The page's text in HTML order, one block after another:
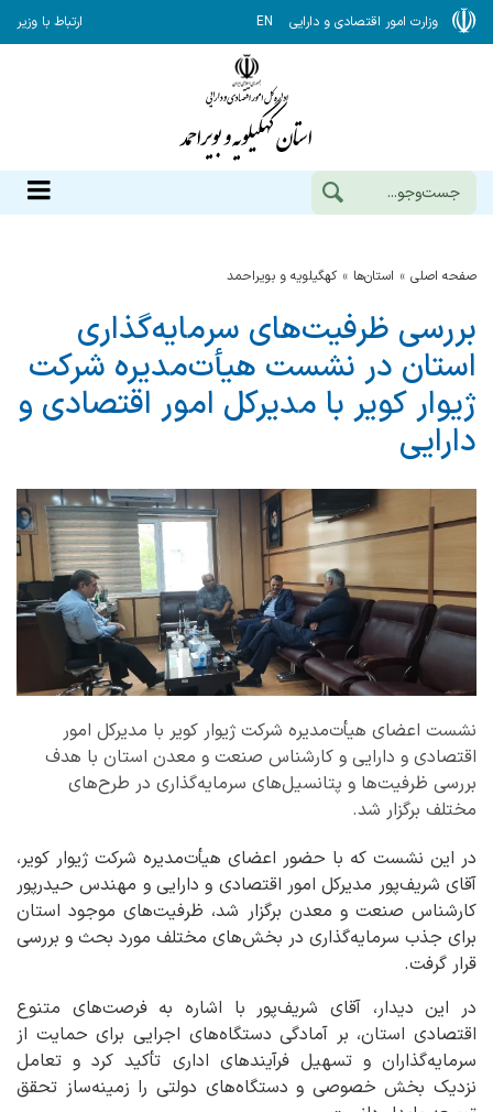
وزارت امور اقتصادی و دارایی EN ارتباط با وزیر
صفحه اصلی استان‌ها كهگيلويه و بويراحمد
بررسی ظرفیت‌های سرمایه‌گذاری
استان در نشست هیأت‌مدیره شرکت
ژیوار کویر با مدیرکل امور اقتصادی و
دارایی
نشست اعضای هیأت‌مدیره شرکت ژیوار کویر با مدیرکل امور
اقتصادی و دارایی و کارشناس صنعت و معدن استان با هدف
بررسی ظرفیت‌ها و پتانسیل‌های سرمایه‌گذاری در طرح‌های
مختلف برگزار شد.
در این نشست که با حضور اعضای هیأت‌مدیره شرکت ژیوار کویر،
آقای شریف‌پور مدیرکل امور اقتصادی و دارایی و مهندس حیدرپور
کارشناس صنعت و معدن برگزار شد، ظرفیت‌های موجود استان
برای جذب سرمایه‌گذاری در بخش‌های مختلف مورد بحث و بررسی
قرار گرفت.
در این دیدار، آقای شریف‌پور با اشاره به فرصت‌های متنوع
اقتصادی استان، بر آمادگی دستگاه‌های اجرایی برای حمایت از
سرمایه‌گذاران و تسهیل فرآیندهای اداری تأکید کرد و تعامل
نزدیک بخش خصوصی و دستگاه‌های دولتی را زمینه‌ساز تحقق